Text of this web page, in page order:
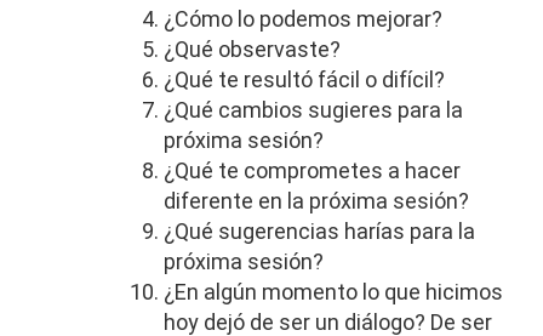
¿Cómo lo podemos mejorar?
¿Qué observaste?
¿Qué te resultó fácil o difícil?
¿Qué cambios sugieres para la
próxima sesión?
¿Qué te comprometes a hacer
diferente en la próxima sesión?
¿Qué sugerencias harías para la
próxima sesión?
¿En algún momento lo que hicimos
hoy dejó de ser un diálogo? De ser